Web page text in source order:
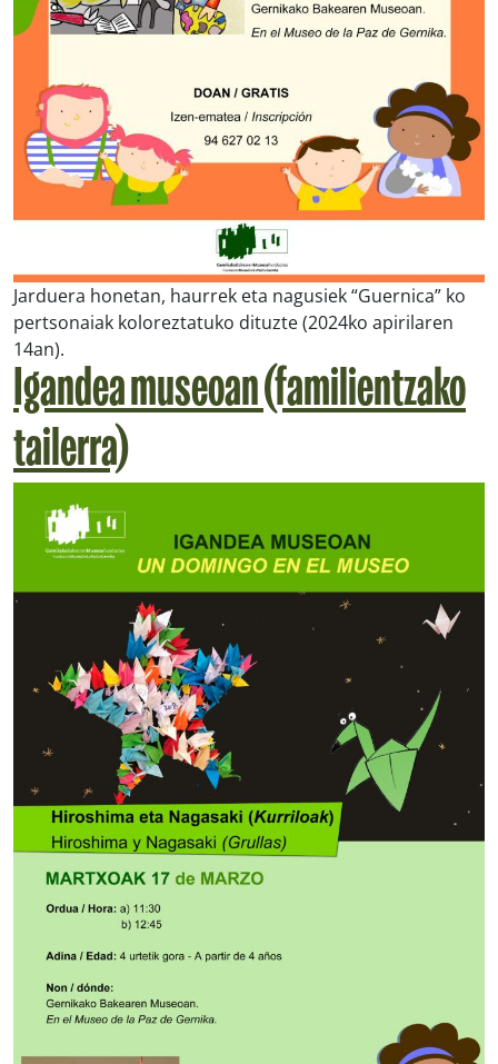
Jarduera honetan, haurrek eta nagusiek “Guernica” ko
pertsonaiak koloreztatuko dituzte (2024ko apirilaren
14an).
Igandea museoan (familientzako
tailerra)